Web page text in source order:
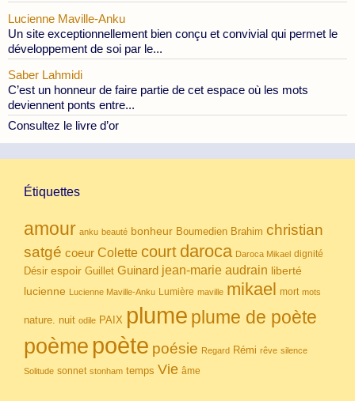
Lucienne Maville-Anku
Un site exceptionnellement bien conçu et convivial qui permet le
développement de soi par le...
Saber Lahmidi
C’est un honneur de faire partie de cet espace où les mots
deviennent ponts entre...
Consultez le livre d’or
Étiquettes
amour anku beauté bonheur Boumedien Brahim christian
satgé coeur Colette court daroca Daroca Mikael dignité
Désir espoir Guillet Guinard jean-marie audrain liberté
lucienne Lucienne Maville-Anku Lumière maville mikael mort mots
nature. nuit odile PAIX plume plume de poète
poème poète poésie Regard Rémi rêve silence
Solitude sonnet stonham temps Vie âme